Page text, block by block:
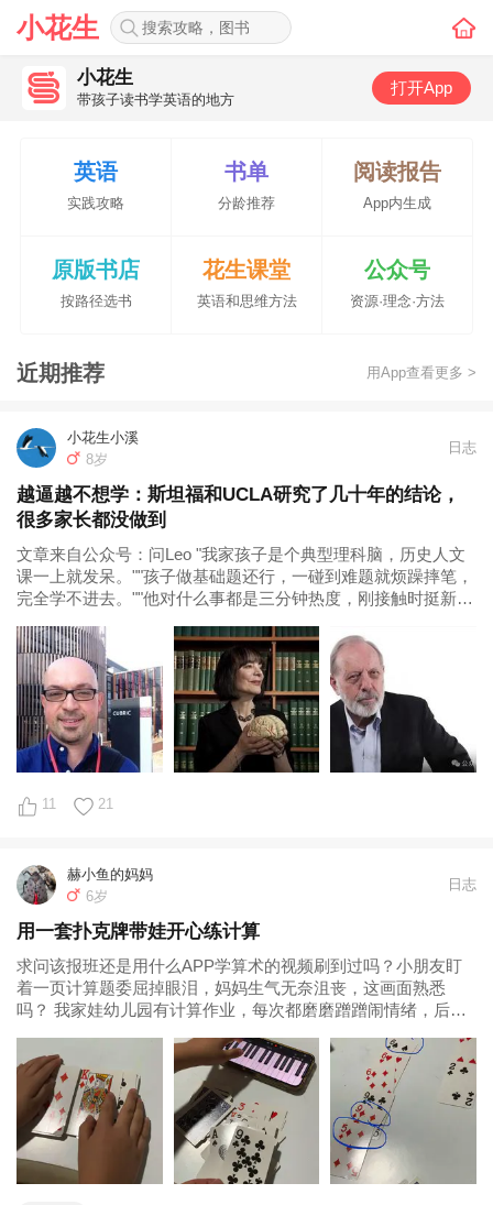
小花生
小花生
带孩子读书学英语的地方
打开App
英语
实践攻略
书单
分龄推荐
阅读报告
App内生成
原版书店
按路径选书
花生课堂
英语和思维方法
公众号
资源·理念·方法
近期推荐 用App查看更多 >
小花生小溪
8岁
日志
越逼越不想学：斯坦福和UCLA研究了几十年的结论，
很多家长都没做到
文章来自公众号：问Leo "我家孩子是个典型理科脑，历史人文
课一上就发呆。""孩子做基础题还行，一碰到难题就烦躁摔笔，
完全学不进去。""他对什么事都是三分钟热度，刚接触时挺新
11 21
赫小鱼的妈妈
6岁
日志
用一套扑克牌带娃开心练计算
求问该报班还是用什么APP学算术的视频刷到过吗？小朋友盯
着一页计算题委屈掉眼泪，妈妈生气无奈沮丧，这画面熟悉
吗？ 我家娃幼儿园有计算作业，每次都磨磨蹭蹭闹情绪，后来